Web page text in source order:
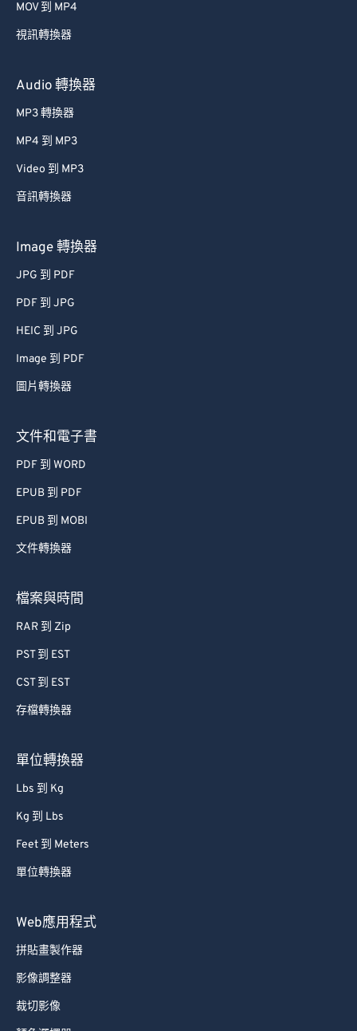
MOV 到 MP4
視訊轉換器
Audio 轉換器
MP3 轉換器
MP4 到 MP3
Video 到 MP3
音訊轉換器
Image 轉換器
JPG 到 PDF
PDF 到 JPG
HEIC 到 JPG
Image 到 PDF
圖片轉換器
文件和電子書
PDF 到 WORD
EPUB 到 PDF
EPUB 到 MOBI
文件轉換器
檔案與時間
RAR 到 Zip
PST 到 EST
CST 到 EST
存檔轉換器
單位轉換器
Lbs 到 Kg
Kg 到 Lbs
Feet 到 Meters
單位轉換器
Web應用程式
拼貼畫製作器
影像調整器
裁切影像